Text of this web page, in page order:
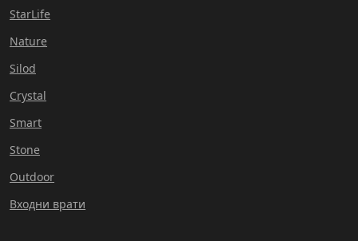
StarLife
Nature
Silod
Crystal
Smart
Stone
Outdoor
Входни врати